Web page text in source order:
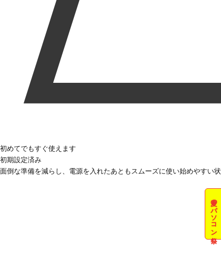
夏のパソコン祭
初めてでもすぐ使えます
初期設定済み
面倒な準備を減らし、電源を入れたあともスムーズに使い始めやすい